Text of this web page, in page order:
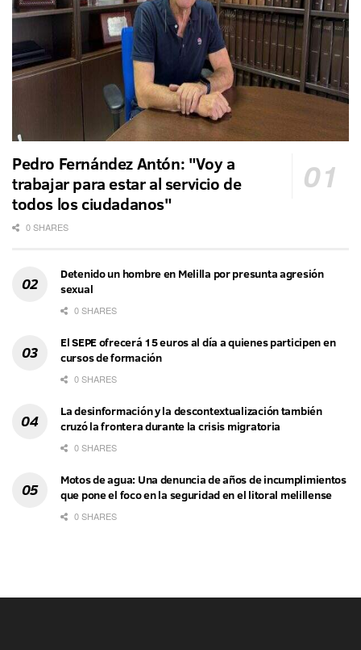
Pedro Fernández Antón: "Voy a
trabajar para estar al servicio de
todos los ciudadanos"
0 SHARES
Detenido un hombre en Melilla por presunta agresión
sexual
0 SHARES
El SEPE ofrecerá 15 euros al día a quienes participen en
cursos de formación
0 SHARES
La desinformación y la descontextualización también
cruzó la frontera durante la crisis migratoria
0 SHARES
Motos de agua: Una denuncia de años de incumplimientos
que pone el foco en la seguridad en el litoral melillense
0 SHARES